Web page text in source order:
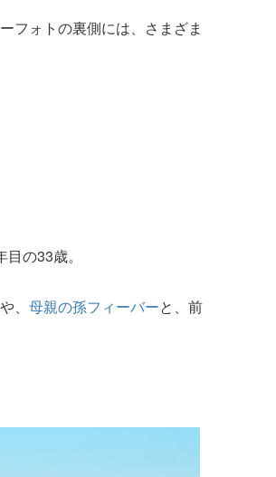
フォトの裏側には、さまざま
の33歳。
や、母親の孫フィーバーと、前